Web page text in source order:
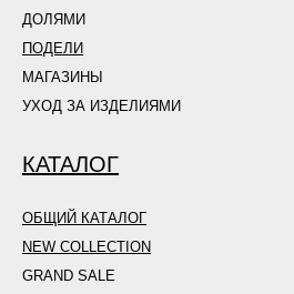
ДОЛЯМИ
ПОДЕЛИ
МАГАЗИНЫ
УХОД ЗА ИЗДЕЛИЯМИ
КАТАЛОГ
ОБЩИЙ КАТАЛОГ
NEW COLLECTION
GRAND SALE